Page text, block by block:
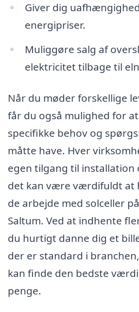
Giver dig
energipriser.
Muliggøre salg af
elektricitet tilbage til
Når du møder forskellige
får du også mulighed for
specifikke behov og
måtte have. Hver
egen tilgang til installation
det kan være værdifuldt at
de arbejde med solceller
Saltum. Ved at indhente
du hurtigt danne dig et
der er standard i
kan finde den bedste
penge.